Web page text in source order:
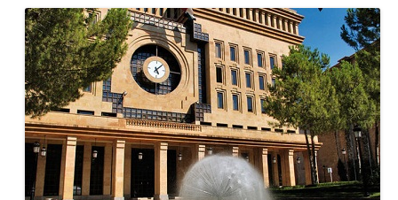
Financiación
Participa con Podemos en Albacete